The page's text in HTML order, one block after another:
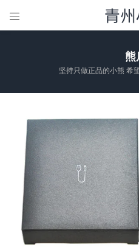

坚持只做正品的小熊 希